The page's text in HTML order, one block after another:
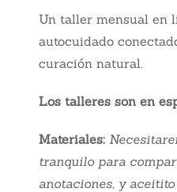
Un taller mensual en
autocuidado
curación natural.
Los talleres son en
Materiales: Nece
tranquilo para
anotaciones, y aceitito